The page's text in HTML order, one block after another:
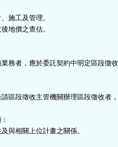
施工及管理。
地價之查估。
務者，應於委託契約中明定區段徵
區段徵收主管機關辦理區段徵收者
與相關上位計畫之關係。